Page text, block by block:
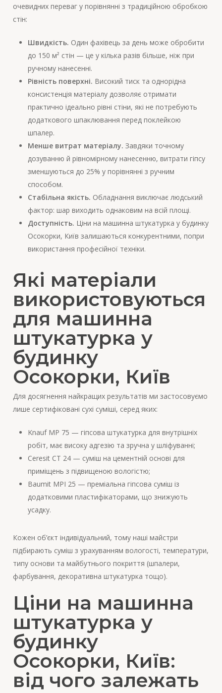
очевидних переваг у порівнянні з традиційною обробкою
стін:
Швидкість. Один фахівець за день може обробити
до 150 м² стін — це у кілька разів більше, ніж при
ручному нанесенні.
Рівність поверхні. Високий тиск та однорідна
консистенція матеріалу дозволяє отримати
практично ідеально рівні стіни, які не потребують
додаткового шпаклювання перед поклейкою
шпалер.
Менше витрат матеріалу. Завдяки точному
дозуванню й рівномірному нанесенню, витрати гіпсу
зменшуються до 25% у порівнянні з ручним
способом.
Стабільна якість. Обладнання виключає людський
фактор: шар виходить однаковим на всій площі.
Доступність. Ціни на машинна штукатурка у будинку
Осокорки, Київ залишаються конкурентними, попри
використання професійної техніки.
Які матеріали
використовуються
для машинна
штукатурка у
будинку
Осокорки, Київ
Для досягнення найкращих результатів ми застосовуємо
лише сертифіковані сухі суміші, серед яких:
Knauf MP 75 — гіпсова штукатурка для внутрішніх
робіт, має високу адгезію та зручна у шліфуванні;
Ceresit CT 24 — суміш на цементній основі для
приміщень з підвищеною вологістю;
Baumit MPI 25 — преміальна гіпсова суміш із
додатковими пластифікаторами, що знижують
усадку.
Кожен об’єкт індивідуальний, тому наші майстри
підбирають суміш з урахуванням вологості, температури,
типу основи та майбутнього покриття (шпалери,
фарбування, декоративна штукатурка тощо).
Ціни на машинна
штукатурка у
будинку
Осокорки, Київ:
від чого залежать